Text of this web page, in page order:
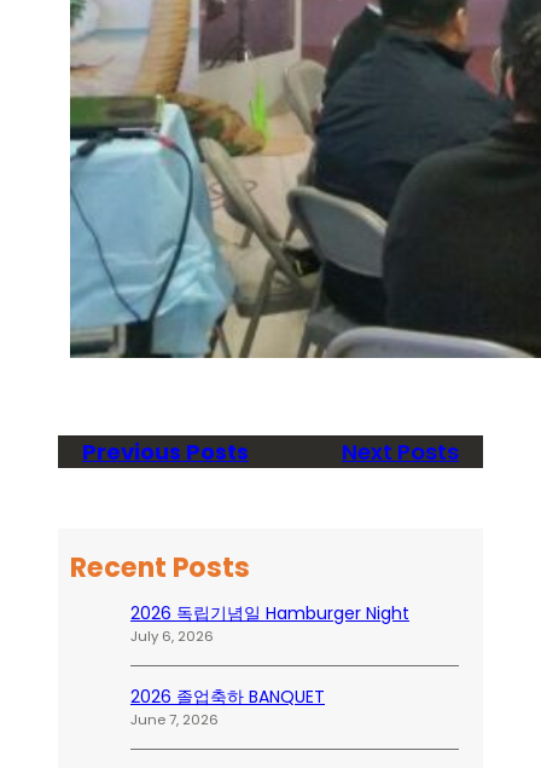
Previous Posts Next Posts
Recent Posts
2026 독립기념일 Hamburger Night
July 6, 2026
2026 졸업축하 BANQUET
June 7, 2026